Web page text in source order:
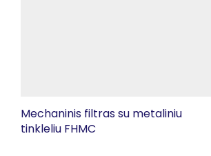
Mechaninis filtras su metaliniu
tinkleliu FHMC